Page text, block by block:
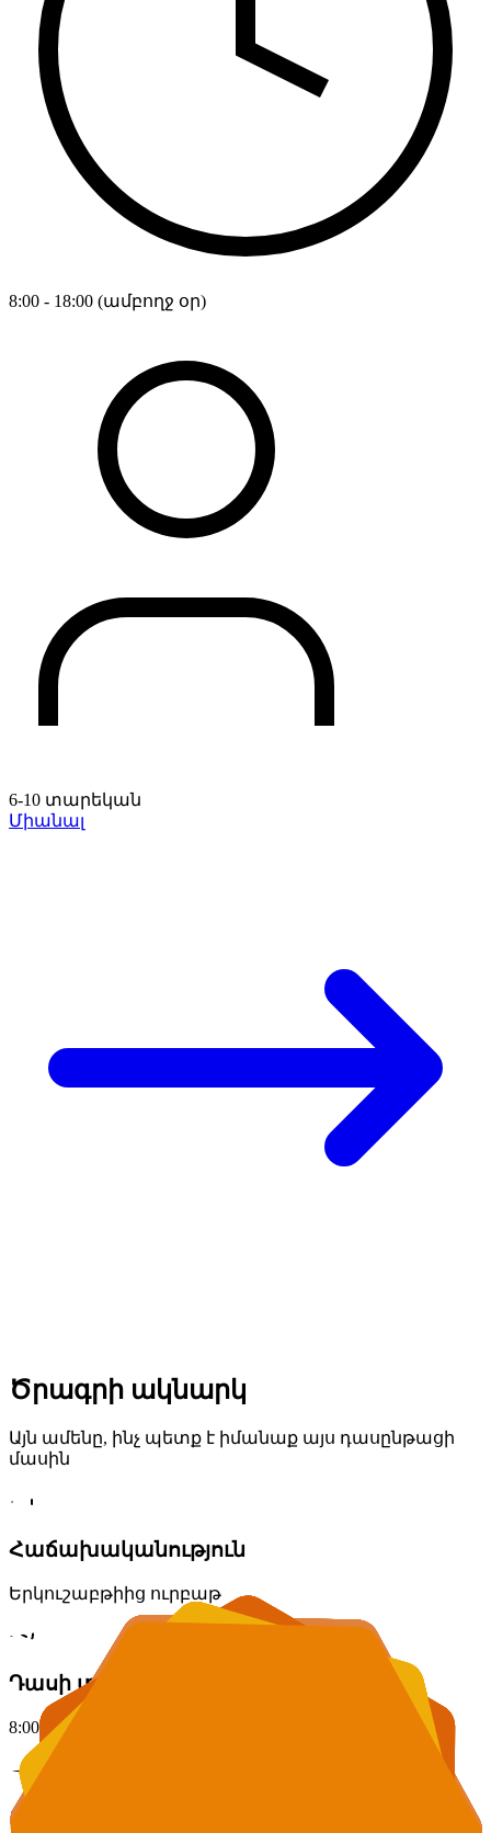
8:00 - 18:00 (ամբողջ օր)
6-10 տարեկան
Միանալ
Ծրագրի ակնարկ
Այն ամենը, ինչ պետք է իմանաք այս դասընթացի
մասին
Հաճախականություն
Երկուշաբթիից ուրբաթ
Դասի տևողությունը
8:00 - 18:00 (ամբողջ օր)
Տարիք